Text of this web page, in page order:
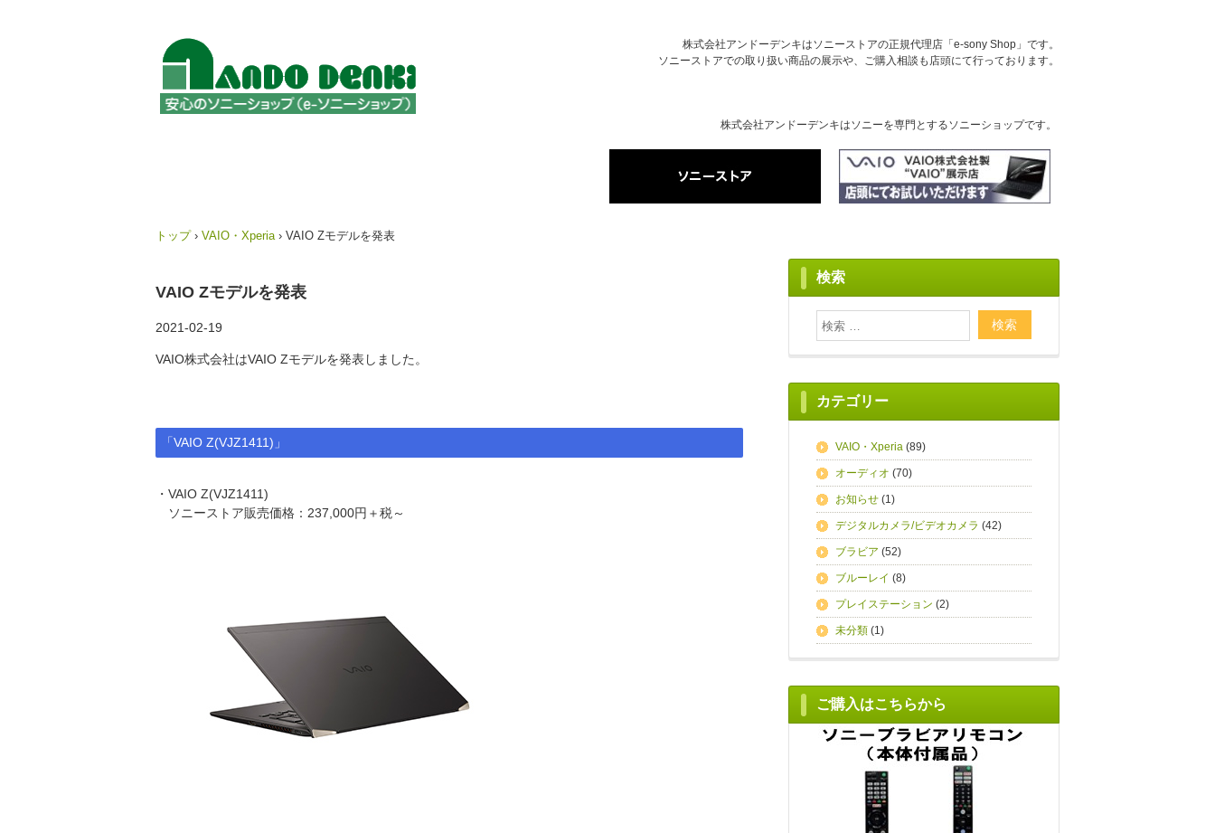
株式会社アンドーデンキはソニーを専門とするソニーショップです。
株式会社アンドーデンキはソニーストアの正規代理店「e-sony Shop」です。
ソニーストアでの取り扱い商品の展示や、ご購入相談も店頭にて行っております。
トップ › VAIO・Xperia › VAIO Zモデルを発表
VAIO Zモデルを発表
2021-02-19
VAIO株式会社はVAIO Zモデルを発表しました。
「VAIO Z(VJZ1411)」
・VAIO Z(VJZ1411)
ソニーストア販売価格：237,000円＋税～
検索
カテゴリー
VAIO・Xperia (89)
オーディオ (70)
お知らせ (1)
デジタルカメラ/ビデオカメラ (42)
ブラビア (52)
ブルーレイ (8)
プレイステーション (2)
未分類 (1)
ご購入はこちらから